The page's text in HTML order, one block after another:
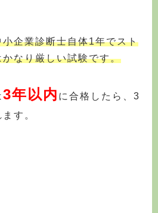
企業診断士自体1年でスト
なり厳しい試験です。
3年以内 に合格したら、3
す。